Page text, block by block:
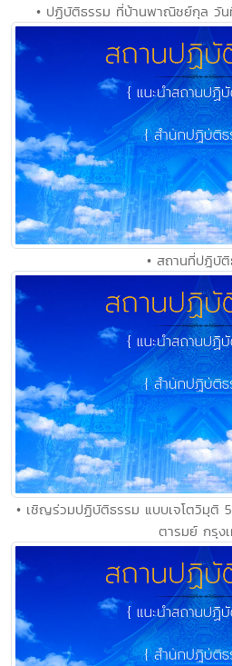
• ปฏิบัติธรรม ที่บ้านพาณิชย์กุล วั
• สถานที่ปฎิบัติ
• เชิญร่วมปฏิบัติธรรม แบบเจโตวิมุ
ตารมย์ กรุง